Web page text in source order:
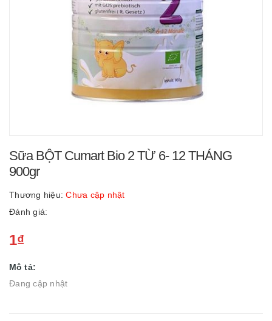
Sữa BỘT Cumart Bio 2 TỪ 6- 12 THÁNG
900gr
Thương hiệu: Chưa cập nhật
Đánh giá:
1₫
Mô tả:
Đang cập nhật